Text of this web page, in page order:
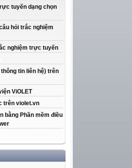
tuyến dạng chọn
hỏi trắc nghiệm
nghiệm trực tuyến
tin liên hệ) trên
ViOLET
trên violet.vn
bằng Phần mềm điều